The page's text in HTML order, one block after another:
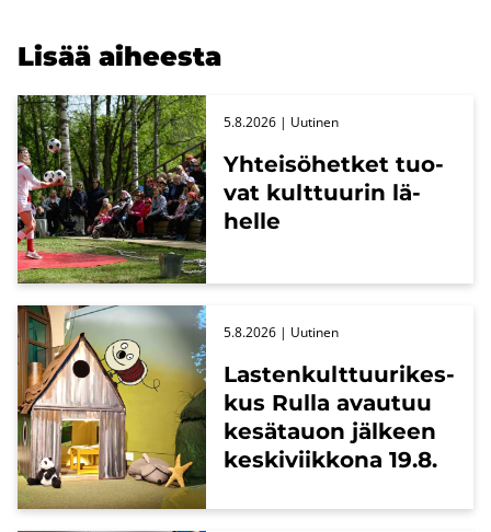
Lisää ai­hees­ta
Yh­tei­sö­het­ket tuo­
vat kult­tuu­rin lä­
hel­le
5.8.2026 | Uu­ti­nen
Las­ten­kult­tuu­ri­kes­
kus Rulla avau­tuu
ke­sä­tauon jäl­keen
kes­ki­viik­ko­na 19.8.
5.8.2026 | Uu­ti­nen